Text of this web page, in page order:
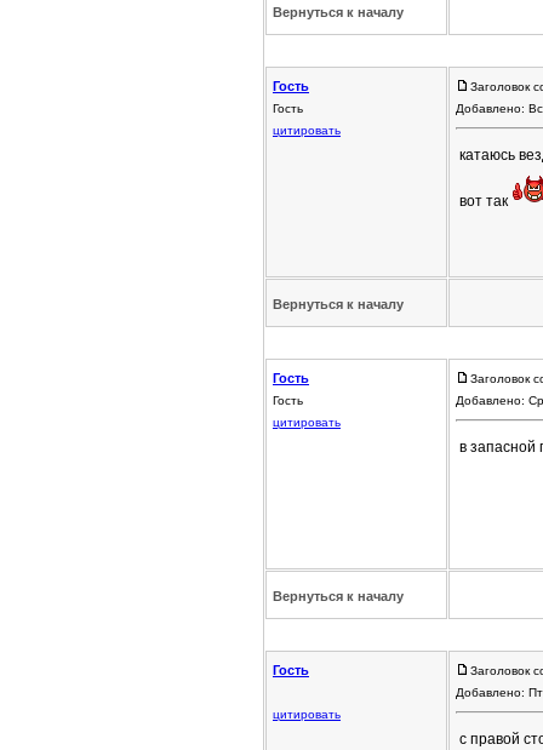
Вернуться к началу
Гость
Гость
цитировать
Заголовок
Добавлено:
катаюсь
вот так
Вернуться к началу
Гость
Гость
цитировать
Заголовок
Добавлено:
в запасной
Вернуться к началу
Гость
цитировать
Заголовок
Добавлено:
с правой